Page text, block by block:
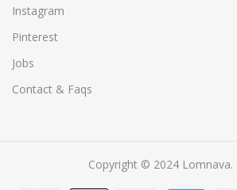
Instagram
Pinterest
Jobs
Contact & Faqs
Copyright © 2024 Lomnava.